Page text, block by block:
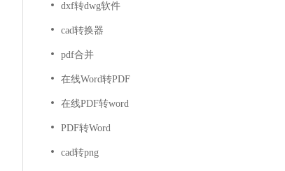
dxf转dwg软件
cad转换器
pdf合并
在线Word转PDF
在线PDF转word
PDF转Word
cad转png